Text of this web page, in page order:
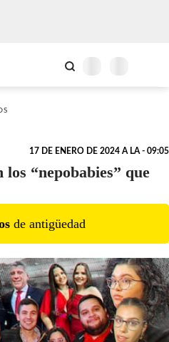
17 DE ENERO DE 2024 A LA - 09:05
“nepobabies” que
s de antigüedad